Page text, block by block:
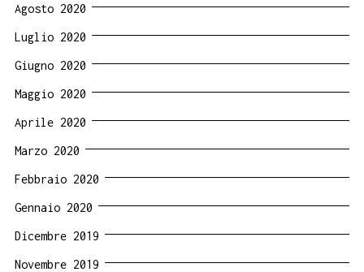
Agosto 2020
Luglio 2020
Giugno 2020
Maggio 2020
Aprile 2020
Marzo 2020
Febbraio 2020
Gennaio 2020
Dicembre 2019
Novembre 2019